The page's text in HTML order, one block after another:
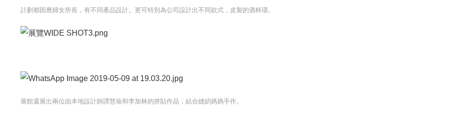
計劃都因應婦女所長，有不同產品設計。更可特別為公司設計出不同款式，皮製的酒杯環。
展館還展出兩位由本地設計師譚慧瑜和李加林的拼貼作品，結合縫紉媽媽手作。